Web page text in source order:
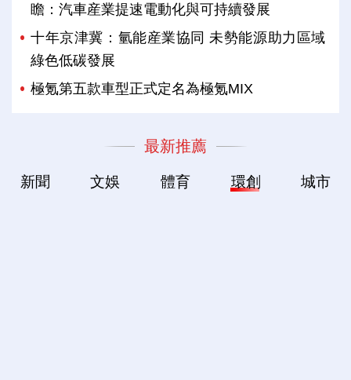
瞻：汽車産業提速電動化與可持續發展
十年京津冀：氫能産業協同 未勢能源助力區域
綠色低碳發展
極氪第五款車型正式定名為極氪MIX
最新推薦
新聞 文娛 體育 環創 城市